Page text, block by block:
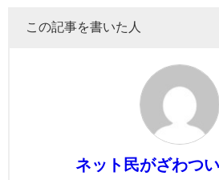
この記事を書いた人
ネット民がざわつ